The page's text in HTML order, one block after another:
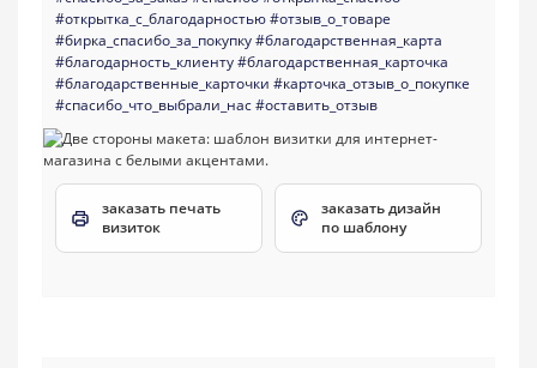
#открытка_с_благодарностью#отзыв_о_товаре
#бирка_спасибо_за_покупку#благодарственная_карта
#благодарность_клиенту#благодарственная_карточка
#благодарственные_карточки #карточка_отзыв_о_покупке
#спасибо_что_выбрали_нас#оставить_отзыв
заказать печать
визиток
заказать дизайн
по шаблону